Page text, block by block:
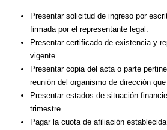
Presentar solicitud de ingreso por
firmada por el representante legal.
Presentar certificado de existencia y
vigente.
Presentar copia del acta o parte
reunión del organismo de dirección
Presentar estados de situación
trimestre.
Pagar la cuota de afiliación